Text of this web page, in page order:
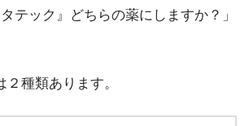
テック』どちらの薬にしますか？」
種類あります。